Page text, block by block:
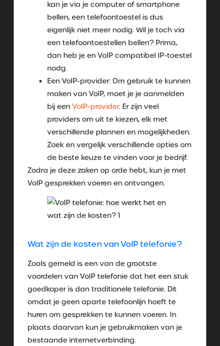
kan je via je computer of smartphone
bellen, een telefoontoestel is dus
eigenlijk niet meer nodig. Wil je toch via
een telefoontoestellen bellen? Prima,
dan heb je en VoIP compatibel IP-toestel
nodg.
Een VoIP-provider: Om gebruik te kunnen
maken van VoIP, moet je je aanmelden
bij een VoIP-provider. Er zijn veel
providers om uit te kiezen, elk met
verschillende plannen en mogelijkheden.
Zoek en vergelijk verschillende opties om
de beste keuze te vinden voor je bedrijf.
Zodra je deze zaken op orde hebt, kun je met
VoIP gesprekken voeren en ontvangen.
Wat zijn de kosten van VoIP telefonie?
Zoals gemeld is een van de grootste
voordelen van VoIP telefonie dat het een stuk
goedkoper is dan traditionele telefonie. Dit
omdat je geen aparte telefoonlijn hoeft te
huren om gesprekken te kunnen voeren. In
plaats daarvan kun je gebruikmaken van je
bestaande internetverbinding.